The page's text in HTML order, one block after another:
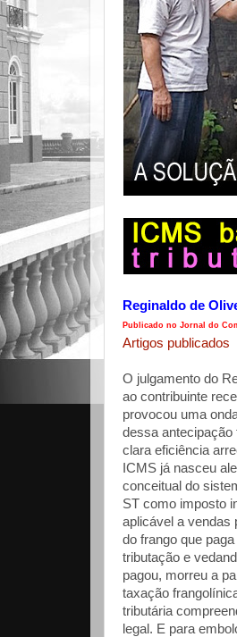
Reginaldo de
Publicado no Jornal do
Artigos publicados
O julgamento do
ao contribuinte
provocou uma
dessa antecipação
clara eficiência
ICMS já nasceu
conceitual do
ST como imposto
aplicável a vendas
do frango que
tributação e
pagou, morreu a
taxação
tributária
legal. E para